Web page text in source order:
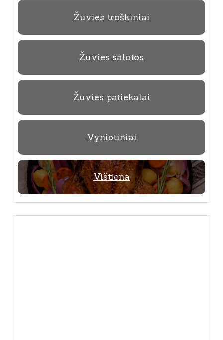
Žuvies troškiniai
Žuvies salotos
Žuvies patiekalai
Vyniotiniai
Vištiena